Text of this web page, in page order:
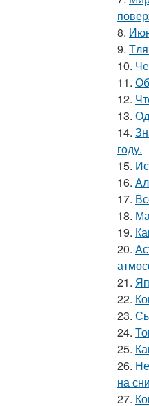
8.
9.
10.
11.
12.
13.
14.
году.
15.
16.
17.
18.
19.
20.
21.
22.
23.
24.
25.
26.
на
27.